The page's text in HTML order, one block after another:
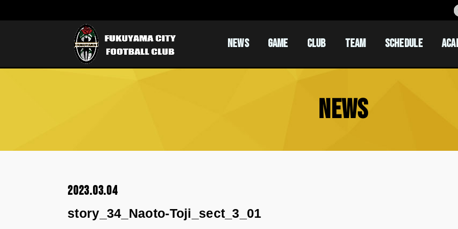
NEWS GAME CLUB TEAM SCHEDULE
NEWS
2023.03.04
story_34_Naoto-Toji_sect_3_01